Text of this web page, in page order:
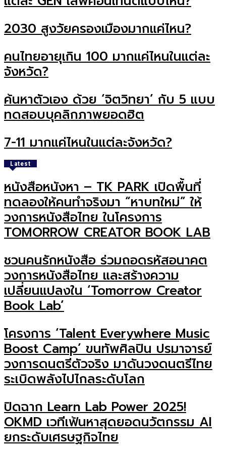
2030 สูงวัยครองเมืองมากแค่ไหน?
คนไทยอายุเกิน 100 มากแค่ไหนในแต่ละ
จังหวัด?
ค้นหาตัวเอง ด้วย ‘จิตวิทยา’ กับ 5 แบบ
ทดสอบบุคลิกภาพยอดฮิต
7-11 มากแค่ไหนในแต่ละจังหวัด?
Latest
หนังสือหนังหา – TK PARK เปิดพื้นที่
ทดลองให้คนทำจริงมา “หาบทใหม่” ให้
วงการหนังสือไทย ในโครงการ
TOMORROW CREATOR BOOK LAB
ชวนคนรักหนังสือ ร่วมถอดรหัสอนาคต
วงการหนังสือไทย และสร้างความ
เปลี่ยนแปลงใน ‘Tomorrow Creator
Book Lab’
โครงการ ‘Talent Everywhere Music
Boost Camp’ ขนทัพศิลปิน ปรมาจารย์
วงการดนตรีตัวจริง มาดันวงดนตรีไทย
ระเบิดพลังไปไกลระดับโลก
ปิดฉาก Learn Lab Power 2025!
OKMD เวทีเฟ้นหาสุดยอดนวัตกรรม AI
ยกระดับเศรษฐกิจไทย